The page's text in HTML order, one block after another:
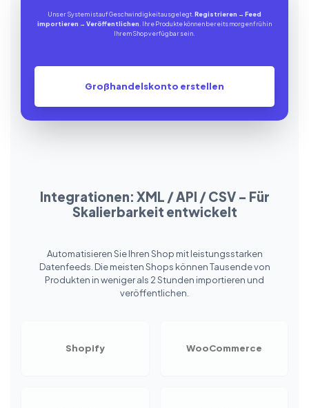
Unser System ist auf Geschwindigkeit ausgelegt. Registrieren → Feed
importieren → Veröffentlichen . Ihre Produkte können bereits morgen früh in
Ihrem Shop verfügbar sein.
Großhandelskonto erstellen
Integrationen: XML / API / CSV – Für
Skalierbarkeit entwickelt
Automatisieren Sie Ihren Shop mit leistungsstarken
Datenfeeds. Die meisten Shops können Tausende von
Produkten in weniger als 2 Stunden importieren und
veröffentlichen.
Shopify WooCommerce